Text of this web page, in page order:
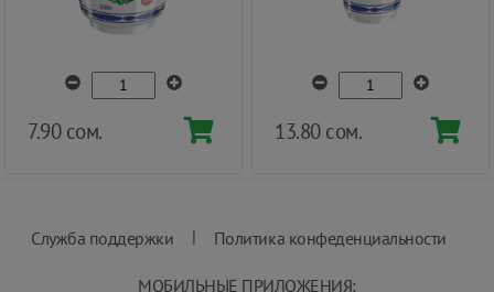
7.90 сом. 13.80 сом.
Служба поддержки | Политика конфеденциальности
МОБИЛЬНЫЕ ПРИЛОЖЕНИЯ: